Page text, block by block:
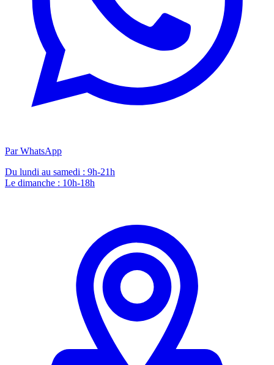
Par WhatsApp
Du lundi au samedi : 9h-21h
Le dimanche : 10h-18h